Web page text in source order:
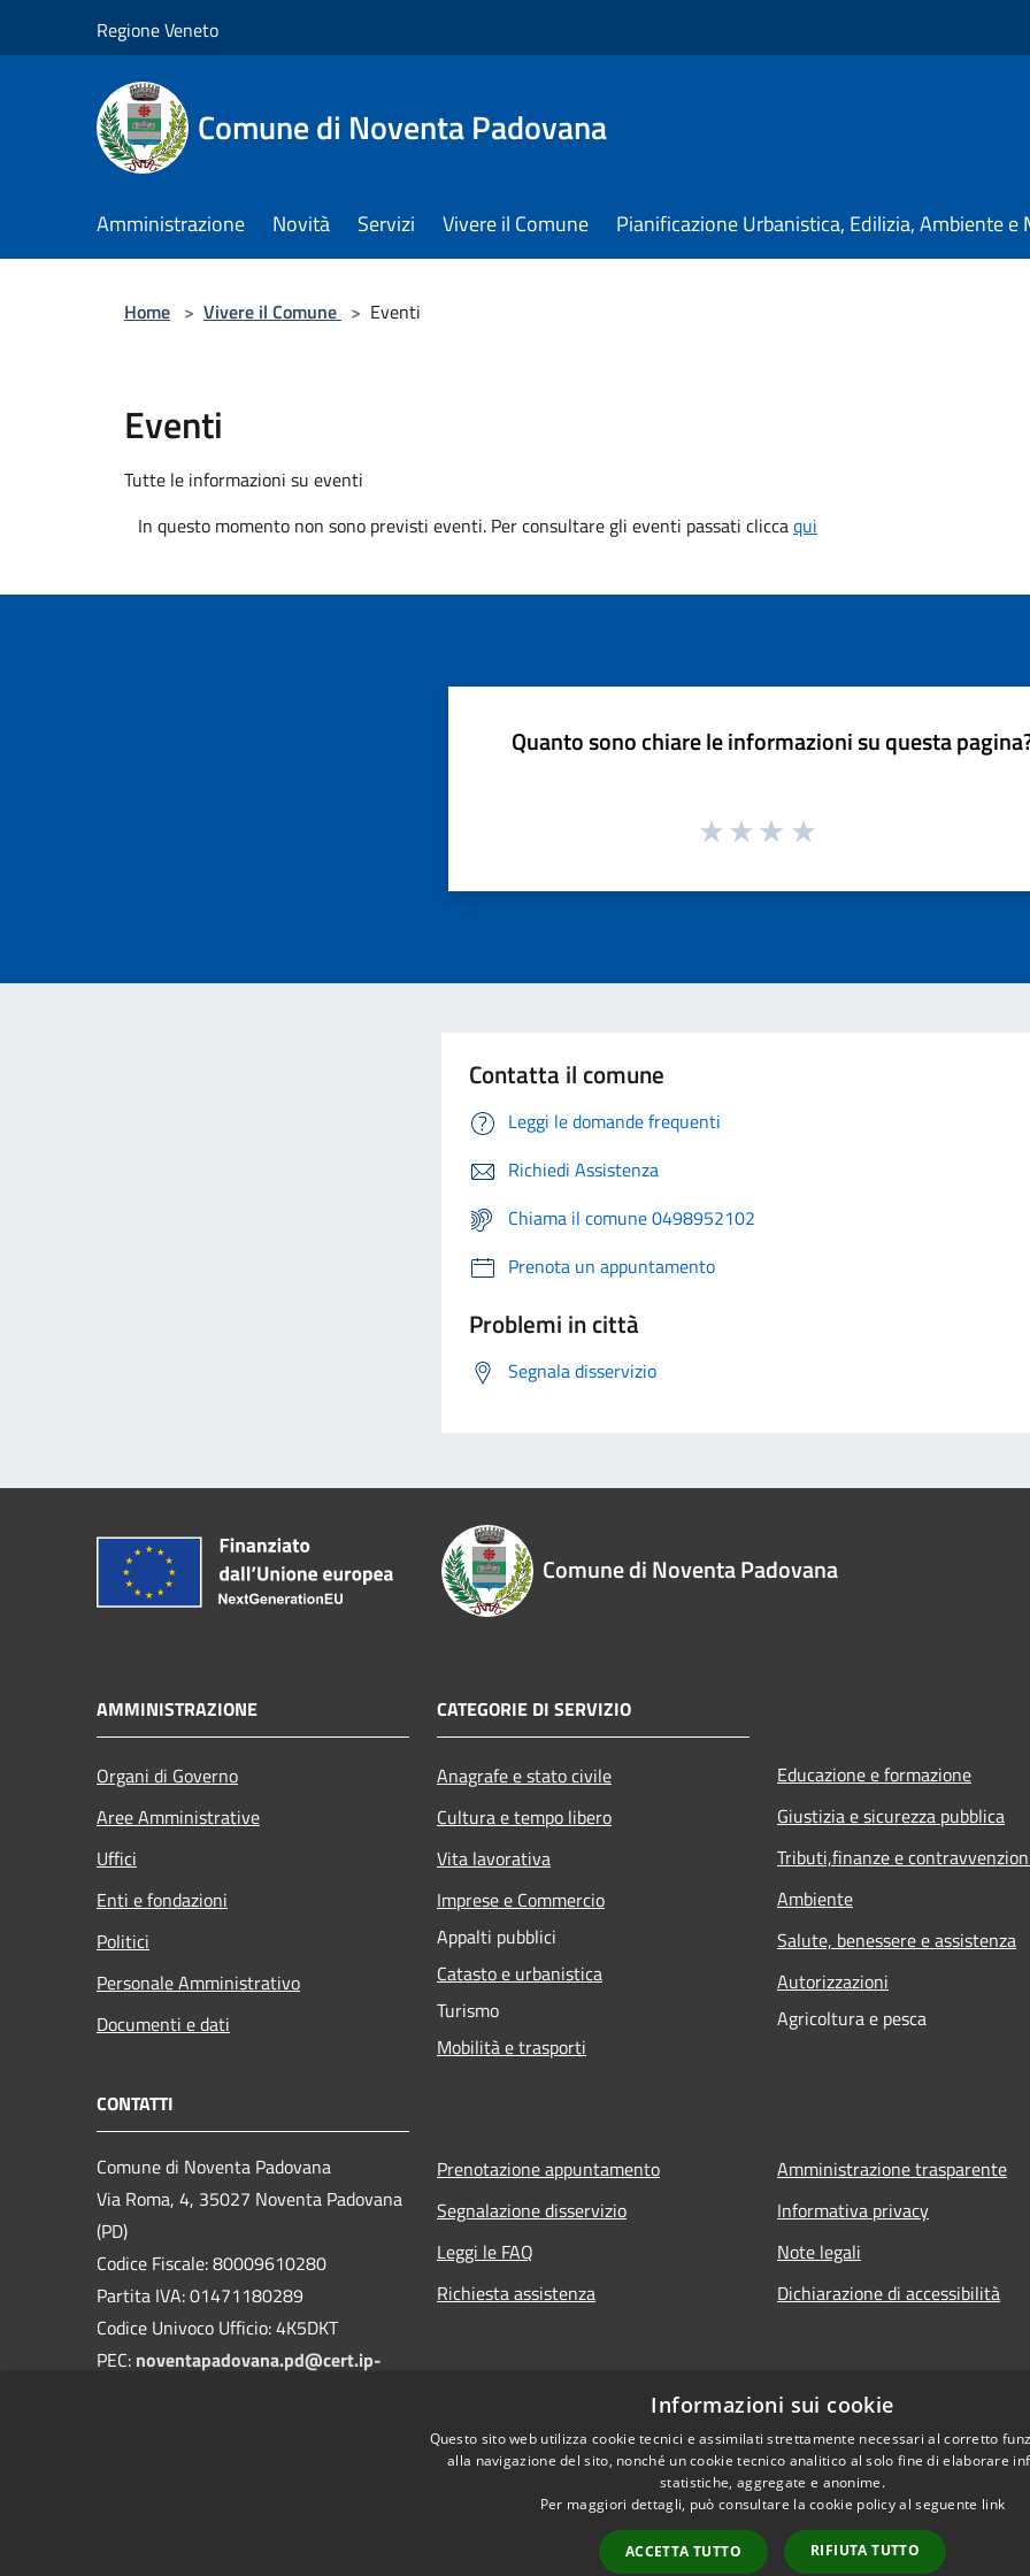
Regione Veneto
Comune di Noventa Padovana
Amministrazione Novità Servizi Vivere il Comune Pianificazione Urbanistica, Edilizia, Ambiente
Home > Vivere il Comune > Eventi
Eventi
Tutte le informazioni su eventi
In questo momento non sono previsti eventi. Per consultare gli eventi passati cliccaqui
Quanto sono chiare le informazioni su questa
Contatta il comune
Leggi le domande frequenti
Richiedi Assistenza
Chiama il comune 0498952102
Prenota un appuntamento
Problemi in città
Segnala disservizio
Comune di Noventa Padovana
AMMINISTRAZIONE
Organi di Governo
Aree Amministrative
Uffici
Enti e fondazioni
Politici
Personale Amministrativo
Documenti e dati
CATEGORIE DI SERVIZIO
Anagrafe e stato civile
Cultura e tempo libero
Vita lavorativa
Imprese e Commercio
Appalti pubblici
Catasto e urbanistica
Turismo
Mobilità e trasporti
Educazione e formazione
Giustizia e sicurezza pubblica
Tributi,finanze e
Ambiente
Salute, benessere e assistenza
Autorizzazioni
Agricoltura e pesca
CONTATTI
Comune di Noventa Padovana
Via Roma, 4, 35027 Noventa Padovana
(PD)
Codice Fiscale: 80009610280
Partita IVA: 01471180289
Codice Univoco Ufficio: 4K5DKT
PEC: noventapadovana.pd@cert.ip-
Prenotazione appuntamento
Segnalazione disservizio
Leggi le FAQ
Richiesta assistenza
Amministrazione trasparente
Informativa privacy
Note legali
Dichiarazione di accessibilità
Copyright © 2026 • Comune
Informazioni sui cookie
Questo sito web utilizza cookie tecnici e assimilati strettamente necessari al corretto
alla navigazione del sito, nonché un cookie tecnico analitico al solo fine di elaborare
statistiche, aggregate e anonime.
Per maggiori dettagli, può consultare la cookie policy al seguente link
ACCETTA TUTTO RIFIUTA TUTTO